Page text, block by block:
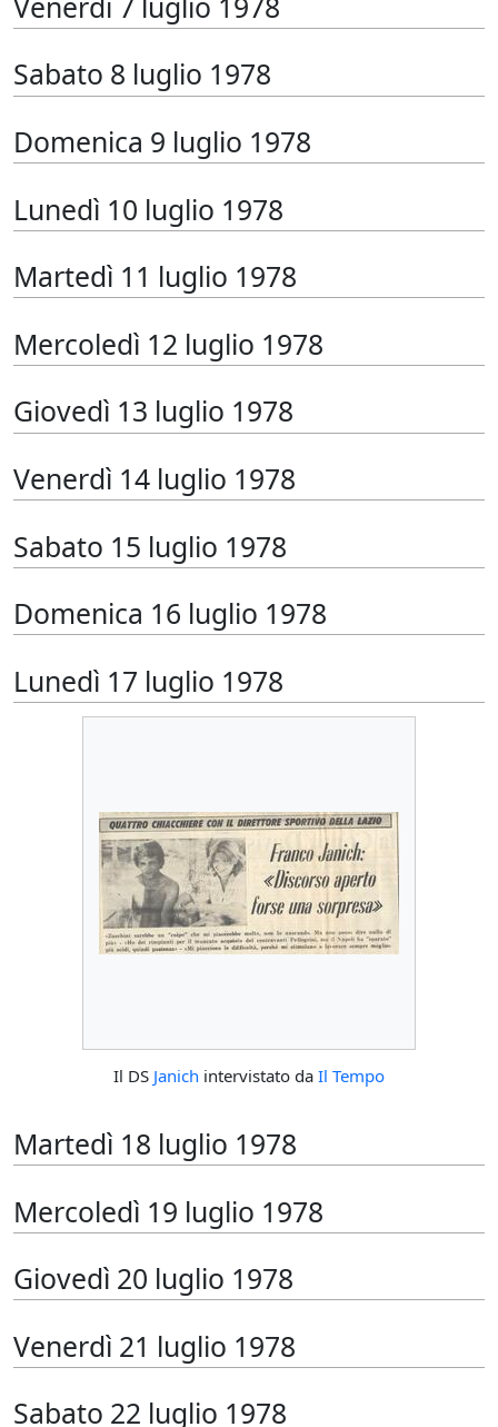
Sabato 8 luglio 1978
Domenica 9 luglio 1978
Lunedì 10 luglio 1978
Martedì 11 luglio 1978
Mercoledì 12 luglio 1978
Giovedì 13 luglio 1978
Venerdì 14 luglio 1978
Sabato 15 luglio 1978
Domenica 16 luglio 1978
Lunedì 17 luglio 1978
Il DS Janich intervistato da Il Tempo
Martedì 18 luglio 1978
Mercoledì 19 luglio 1978
Giovedì 20 luglio 1978
Venerdì 21 luglio 1978
Sabato 22 luglio 1978